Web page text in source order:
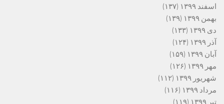
اسفند ۱۳۹۹
(۱۳۷)
بهمن ۱۳۹۹
(۱۳۹)
دی ۱۳۹۹
(۱۳۳)
آذر ۱۳۹۹
(۱۲۴)
آبان ۱۳۹۹
(۱۵۹)
مهر ۱۳۹۹
(۱۲۶)
شهریور ۱۳۹۹
(۱۱۲)
مرداد ۱۳۹۹
(۱۱۶)
تیر ۱۳۹۹
(۱۱۹)